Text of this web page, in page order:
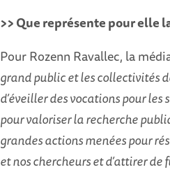
>> Que représente pour elle
Pour Rozenn Ravallec, la
grand public et les collectivités
d’éveiller des vocations pour
pour valoriser la recherche
grandes actions menées pour
et nos chercheurs et d’attirer